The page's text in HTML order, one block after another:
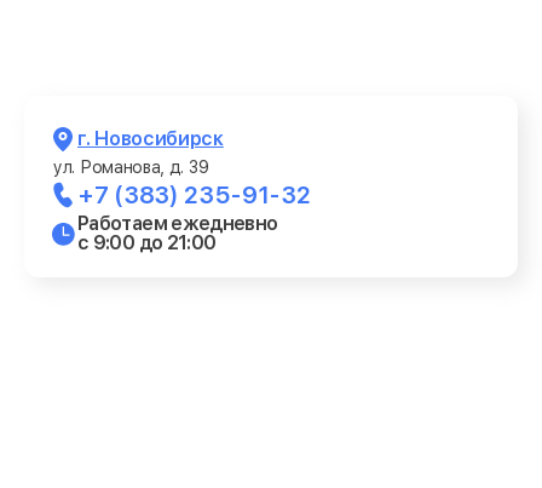
г. Новосибирск
ул. Романова, д. 39
+7 (383) 235-91-32
Работаем ежедневно
с 9:00 до 21:00